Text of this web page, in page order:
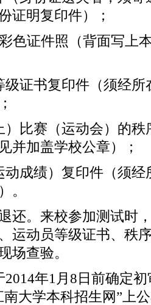
证明复印件）；
色证件照（背面写上
级证书复印件（须经
）比赛（运动会）的
并加盖学校公章）；
动成绩）复印件（须
。
还。来校参加测试时
运动员等级证书、秩
场查验。
年1月8日前确定
大学本科招生网”上